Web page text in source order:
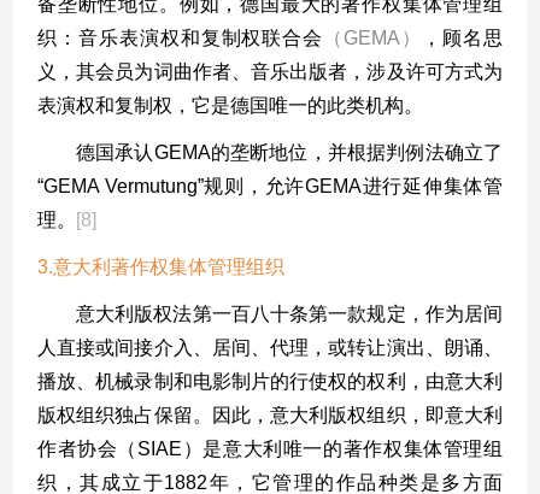
织：音乐表演权和复制权联合会
（ GEMA ）
，顾名思
义，其会员为词曲作者、音乐出版者，涉及许可方式为
表演权和复制权，它是德国唯一的此类机构。
德国承认GEMA的垄断地位，并根据判例法确立了
“GEMA Vermutung”规则，允许GEMA进行延伸集体管
理。
[8]
3.意大利著作权集体管理组织
意大利版权法第一百八十条第一款规定，作为居间
人直接或间接介入、居间、代理，或转让演出、朗诵、
播放、机械录制和电影制片的行使权的权利，由意大利
版权组织独占保留。因此，意大利版权组织，即意大利
作者协会（ SIAE ）是意大利唯一的著作权集体管理组
织，其成立于1882年，它管理的作品种类是多方面